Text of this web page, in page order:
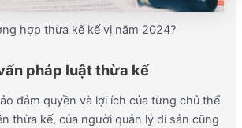
hợp thừa kế kế vị năm 2024?
pháp luật thừa kế
đảm quyền và lợi ích của từng chủ thể
thừa kế, của người quản lý di sản cũng